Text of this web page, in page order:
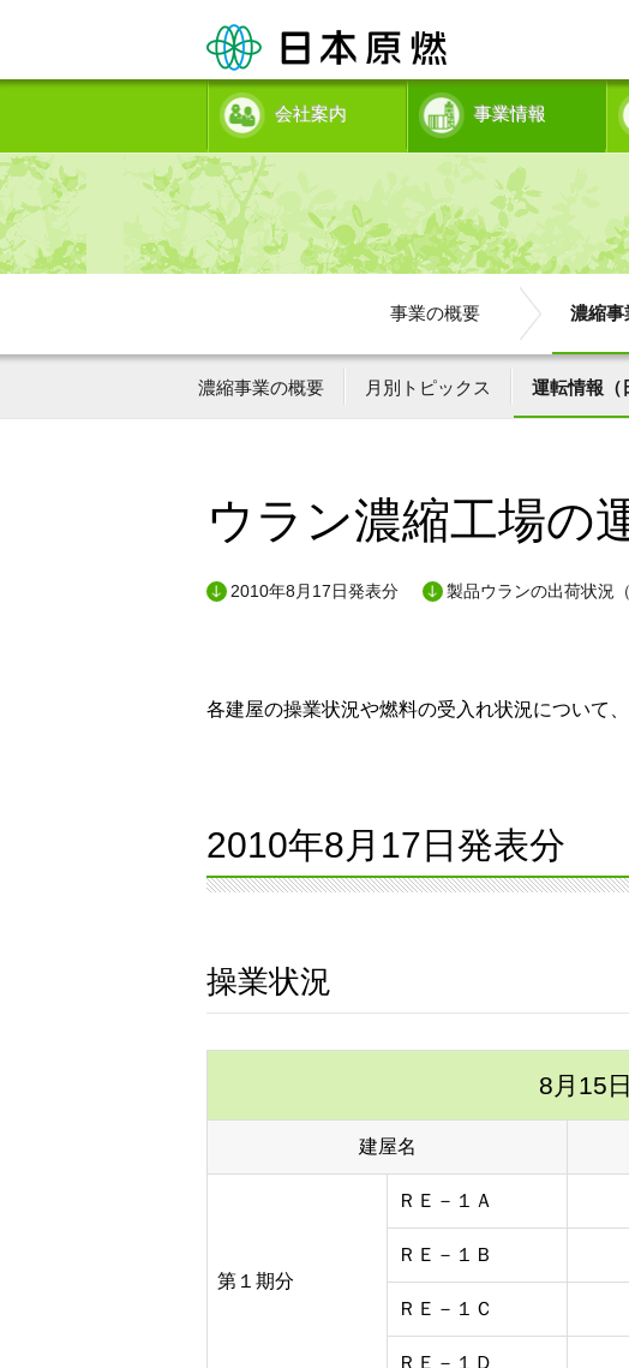
会社案内 事業情報
事業の概要 濃縮事
濃縮事業の概要 月別トピックス 運転情報（
ウラン濃縮工場の
2010年8月17日発表分 製品ウランの出荷状況
各建屋の操業状況や燃料の受入れ状況について
2010年8月17日発表分
操業状況
8月15
建屋名
第１期分
ＲＥ－１Ａ
ＲＥ－１Ｂ
ＲＥ－１Ｃ
ＲＥ－１Ｄ